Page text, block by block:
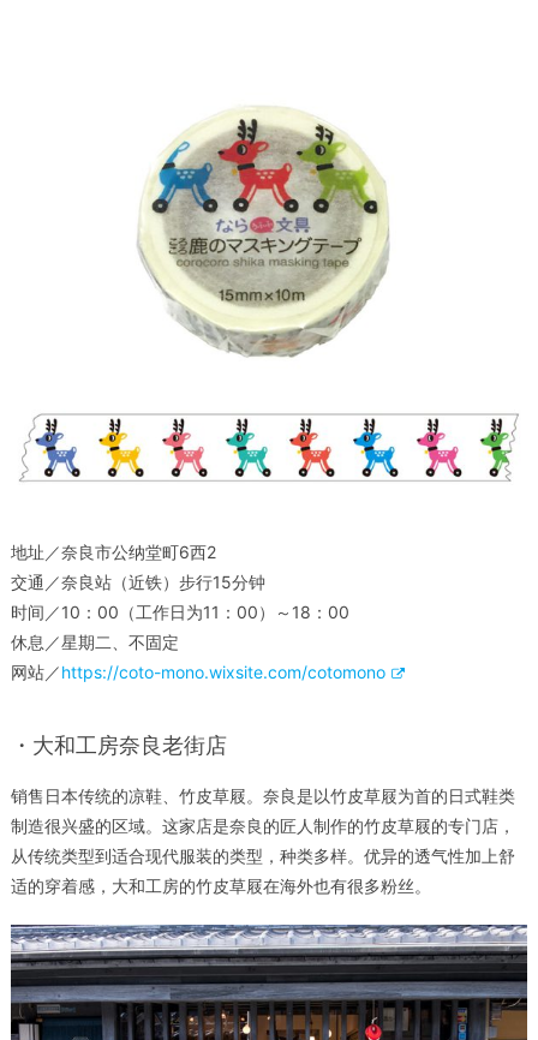
地址／奈良市公纳堂町6西2
交通／奈良站（近铁）步行15分钟
时间／10：00（工作日为11：00）～18：00
休息／星期二、不固定
网站／https://coto-mono.wixsite.com/cotomono
・大和工房奈良老街店
销售日本传统的凉鞋、竹皮草屐。奈良是以竹皮草屐为首的日式鞋类
制造很兴盛的区域。这家店是奈良的匠人制作的竹皮草屐的专门店，
从传统类型到适合现代服装的类型，种类多样。优异的透气性加上舒
适的穿着感，大和工房的竹皮草屐在海外也有很多粉丝。